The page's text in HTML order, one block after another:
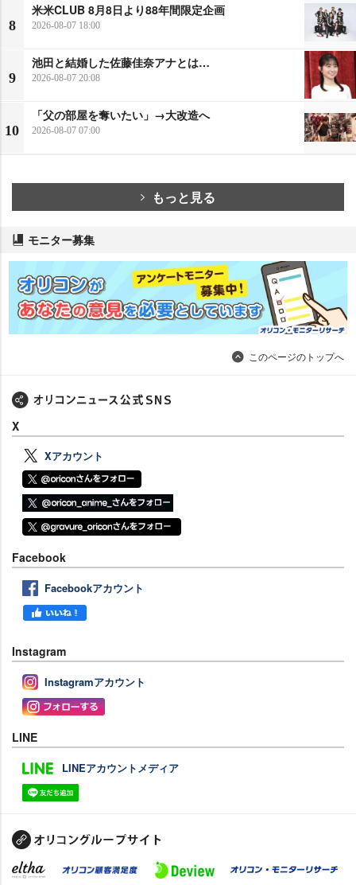
8
米米CLUB 8月8日より88年間限定企画
2026-08-07 18:00
9
池田と結婚した佐藤佳奈アナとは…
2026-08-07 20:08
10
「父の部屋を奪いたい」→大改造へ
2026-08-07 07:00
もっと見る
モニター募集
このページのトップへ
X
Xアカウント
Facebook
Facebookアカウント
Instagram
Instagramアカウント
LINE
LINEアカウントメディア